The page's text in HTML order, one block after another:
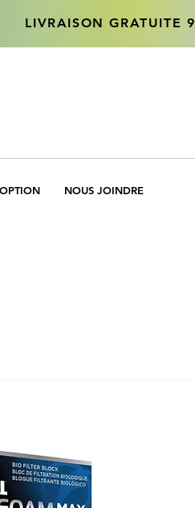
LIVRAISON
LIVRAISON GRATUITE
NOUS JOINDRE